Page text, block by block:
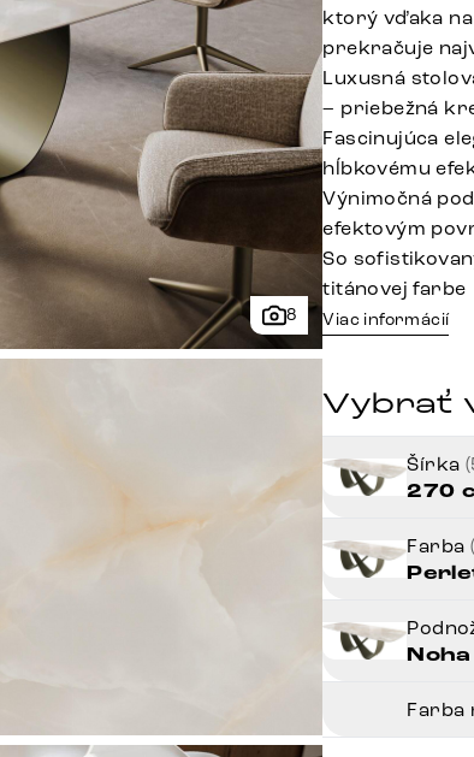
8
ktorý vďaka
prekračuje
Luxusná
– priebežná
Fascinujúca
hĺbkovému
Výnimočná
efektovým
So
titánovej farbe
Viac informácií
Vybrať
Šírka
270
Farba
Farba